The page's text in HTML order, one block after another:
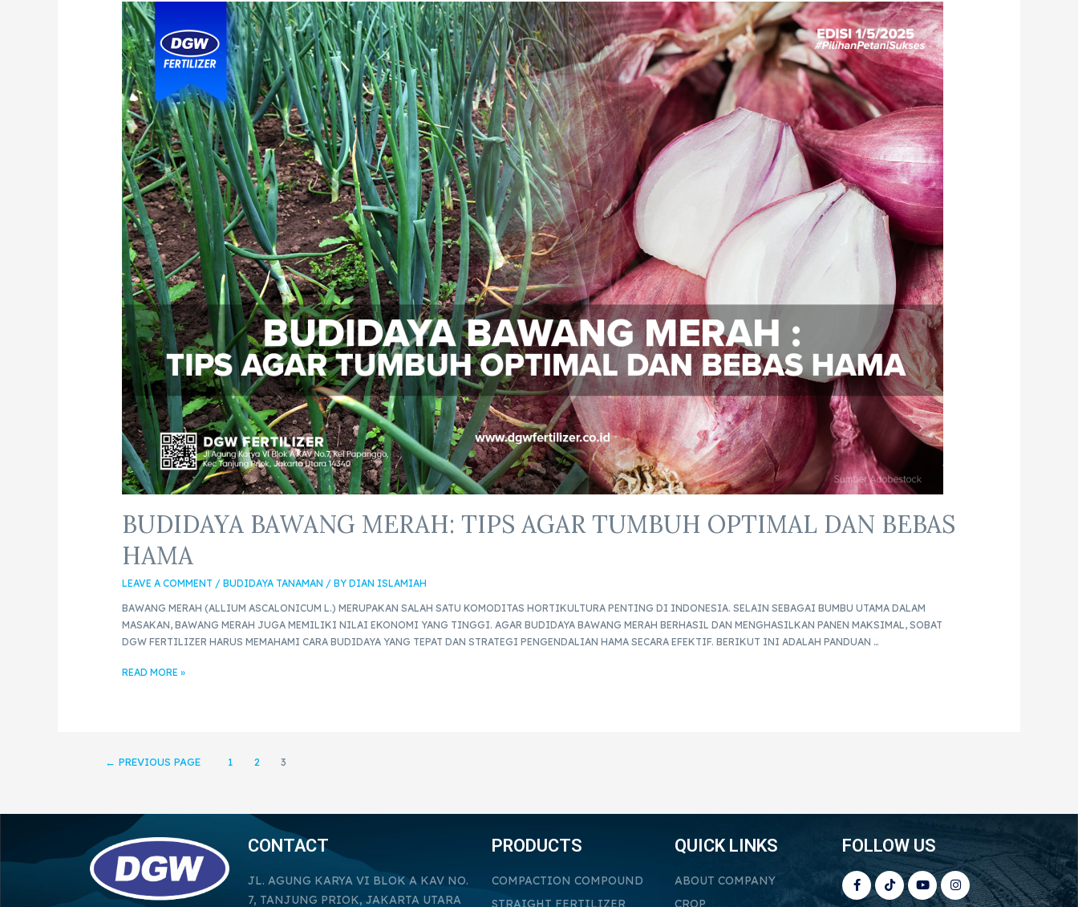
BUDIDAYA BAWANG MERAH: TIPS AGAR TUMBUH OPTIMAL DAN BEBAS
HAMA
LEAVE A COMMENT /BUDIDAYA TANAMAN / BYDIAN ISLAMIAH
BAWANG MERAH (ALLIUM ASCALONICUM L.) MERUPAKAN SALAH SATU KOMODITAS HORTIKULTURA PENTING DI INDONESIA. SELAIN SEBAGAI BUMBU UTAMA DALAM
MASAKAN, BAWANG MERAH JUGA MEMILIKI NILAI EKONOMI YANG TINGGI. AGAR BUDIDAYA BAWANG MERAH BERHASIL DAN MENGHASILKAN PANEN MAKSIMAL, SOBAT
DGW FERTILIZER HARUS MEMAHAMI CARA BUDIDAYA YANG TEPAT DAN STRATEGI PENGENDALIAN HAMA SECARA EFEKTIF. BERIKUT INI ADALAH PANDUAN …
READ MORE »
← PREVIOUS PAGE 1 2 3
CONTACT
JL. AGUNG KARYA VI BLOK A KAV NO.
7, TANJUNG PRIOK, JAKARTA UTARA
PRODUCTS
COMPACTION COMPOUND
STRAIGHT FERTILIZER
QUICK LINKS
ABOUT COMPANY
CROP
FOLLOW US